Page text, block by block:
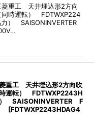
重工 天井埋込形2方向
時運転） FDTWXP224
） SAISONINVERTER
重工 天井埋込形2方向吹
運転） FDTWXP2243H
SAISONINVERTER F
[FDTWXP2243HDAG4